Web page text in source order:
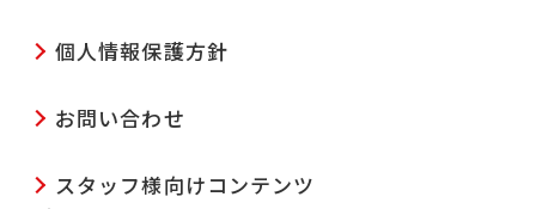
個人情報保護方針
お問い合わせ
スタッフ様向けコンテンツ